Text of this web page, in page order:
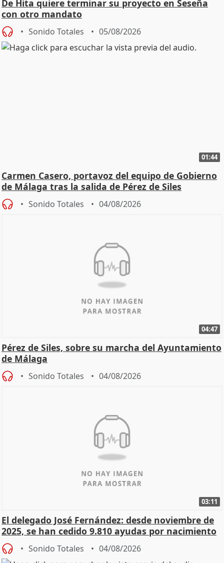
De Hita quiere terminar su proyecto en Seseña
con otro mandato
Sonido Totales 05/08/2026
01:44
Carmen Casero, portavoz del equipo de Gobierno
de Málaga tras la salida de Pérez de Siles
Sonido Totales 04/08/2026
04:47
Pérez de Siles, sobre su marcha del Ayuntamiento
de Málaga
Sonido Totales 04/08/2026
03:11
El delegado José Fernández: desde noviembre de
2025, se han cedido 9.810 ayudas por nacimiento
Sonido Totales 04/08/2026